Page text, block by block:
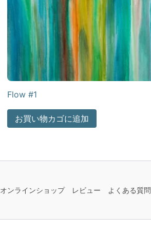
Flow #1
お買い物カゴに追加
オンラインショップ レビュー よくある質問